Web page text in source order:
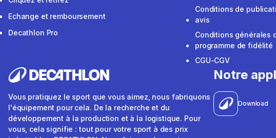
Echange et remboursement
Decathlon Pro
Conditions de
avis
Conditions générales
programme de fidélité
CGU-CGV
Vous pratiquez le sport que vous aimez, nous fabriquons
l'équipement pour cela. De la recherche et du
développement à la production et à la logistique. Pour
vous, cela signifie : tout pour votre sport à des prix
Notre
Download